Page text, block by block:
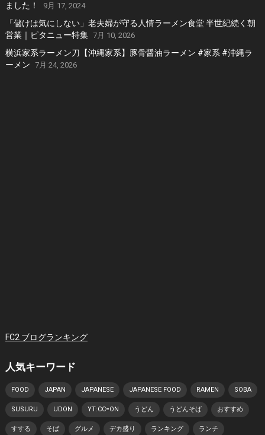
ました！
9月 17, 2024
「儲けは気にしない」老夫婦が守る人情ラーメン食堂 半世紀続く朝
営業｜ピタニュー特集 7月 10, 2026
横浜家系ラーメン刀【沖縄家系】豚骨醤油ラーメン #家系 #沖縄ラ
ーメン 7月 24, 2026
FC2 ブログランキング
人気キーワード
FOOD JAPAN JAPANESE JAPANESE FOOD RAMEN SOBA
SUSURU UDON YT:CC=ON うどん うどんそば おすすめ
すする そば グルメ デカ盛り ランキング ランチ